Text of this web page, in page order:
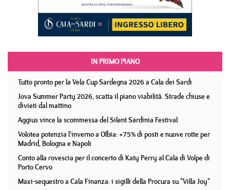
IN PRIMO PIANO
Tutto pronto per la Vela Cup Sardegna 2026 a Cala dei Sardi
Jova Summer Party 2026, scatta il piano viabilità. Strade chiuse e
divieti dal mattino
Aggius vince la scommessa del Silent Sardinia Festival
Volotea potenzia l'inverno a Olbia: +75% di posti e nuove rotte per
Madrid, Bologna e Napoli
Conto alla rovescia per il concerto di Katy Perry al Cala di Volpe di
Porto Cervo
Maxi-sequestro a Cala Finanza: i sigilli della Procura su "Villa Joy"